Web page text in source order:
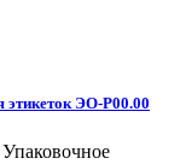
этикеток ЭО-Р00.00
Упаковочное